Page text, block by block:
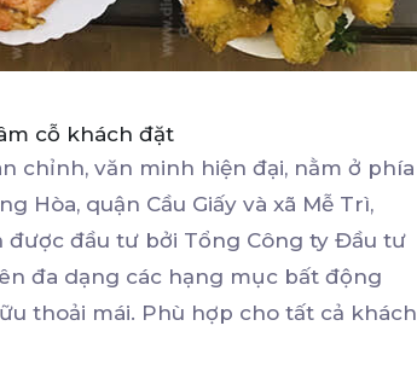
cỗ khách đặt
chỉnh, văn minh hiện đại, nằm ở phía
Hòa, quận Cầu Giấy và xã Mễ Trì,
được đầu tư bởi Tổng Công ty Đầu tư
đa dạng các hạng mục bất động
thoải mái. Phù hợp cho tất cả khách